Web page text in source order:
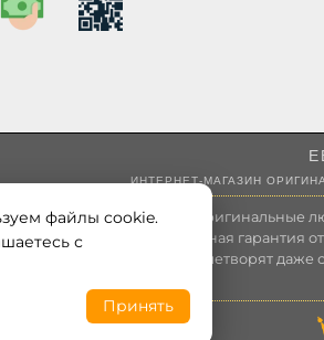
ИНТЕРНЕТ-МАГАЗИН
и продает в России оригинальные
продукция. Полноценная гарантия
svet.ru позволит удовлетворят
файлы cookie.
с
Принять